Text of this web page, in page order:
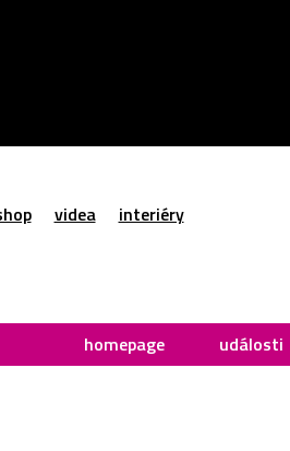
videa interiéry
homepage události